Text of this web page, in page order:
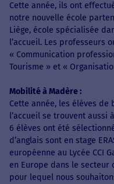
Cette année, ils ont
notre nouvelle école
Liège, école spécialisée
l’accueil. Les professeurs
« Communication
Tourisme » et «
Mobilité à Madère :
Cette année, les élèves
l’accueil se trouvent aussi
6 élèves ont été
d’anglais sont en stage
européenne au Lycée CCI
en Europe dans le secteur
pour lequel nous